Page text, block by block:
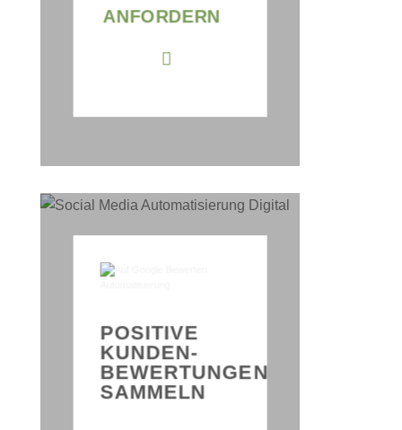
ANFORDERN
POSITIVE
KUNDEN-
BEWERTUNGEN
SAMMELN